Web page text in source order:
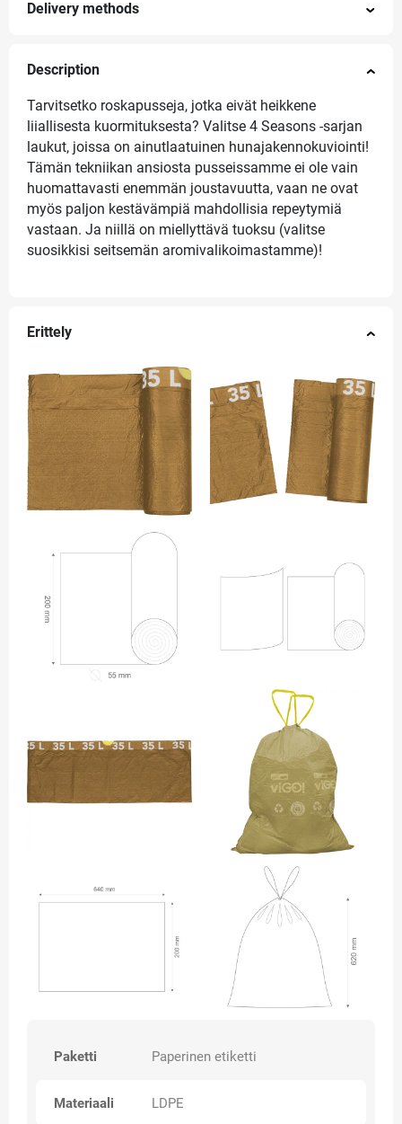
Delivery methods
Description
Tarvitsetko roskapusseja, jotka eivät heikkene
liiallisesta kuormituksesta? Valitse 4 Seasons -sarjan
laukut, joissa on ainutlaatuinen hunajakennokuviointi!
Tämän tekniikan ansiosta pusseissamme ei ole vain
huomattavasti enemmän joustavuutta, vaan ne ovat
myös paljon kestävämpiä mahdollisia repeytymiä
vastaan. Ja niillä on miellyttävä tuoksu (valitse
suosikkisi seitsemän aromivalikoimastamme)!
Erittely
Paketti Paperinen etiketti
Materiaali LDPE